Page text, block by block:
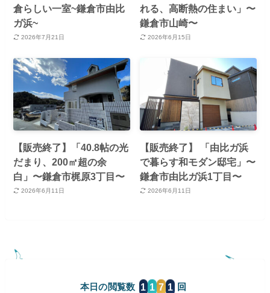
倉らしい一室~鎌倉市由比
ガ浜~
2026年7月21日
れる、高断熱の住まい」〜
鎌倉市山崎〜
2026年6月15日
【販売終了】「40.8帖の光
だまり、200㎡超の余
白」〜鎌倉市梶原3丁目〜
2026年6月11日
【販売終了】 「由比ガ浜
で暮らす和モダン邸宅」〜
鎌倉市由比ガ浜1丁目〜
2026年6月11日
本日の閲覧数 1 1 7 1